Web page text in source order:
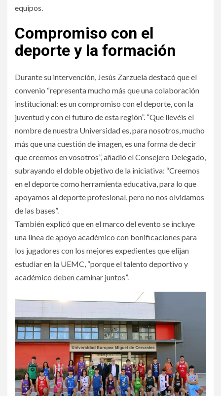
equipos.
Compromiso con el
deporte y la formación
Durante su intervención, Jesús Zarzuela destacó que el
convenio “representa mucho más que una colaboración
institucional: es un compromiso con el deporte, con la
juventud y con el futuro de esta región”. “Que llevéis el
nombre de nuestra Universidad es, para nosotros, mucho
más que una cuestión de imagen, es una forma de decir
que creemos en vosotros”, añadió el Consejero Delegado,
subrayando el doble objetivo de la iniciativa: “Creemos
en el deporte como herramienta educativa, para lo que
apoyamos al deporte profesional, pero no nos olvidamos
de las bases”.
También explicó que en el marco del evento se incluye
una línea de apoyo académico con bonificaciones para
los jugadores con los mejores expedientes que elijan
estudiar en la UEMC, “porque el talento deportivo y
académico deben caminar juntos”.